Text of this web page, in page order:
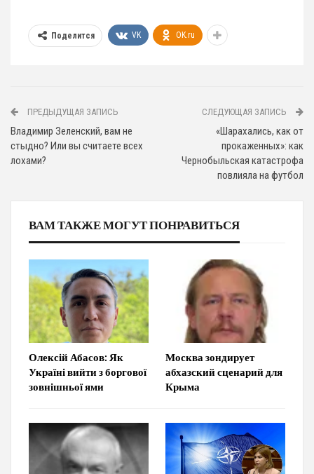
Поделится VK OK.ru
ПРЕДЫДУЩАЯ ЗАПИСЬ
Владимир Зеленский, вам не
стыдно? Или вы считаете всех
лохами?
СЛЕДУЮЩАЯ ЗАПИСЬ
«Шарахались, как от
прокаженных»: как
Чернобыльская катастрофа
повлияла на футбол
ВАМ ТАКЖЕ МОГУТ ПОНРАВИТЬСЯ
Олексій Абасов: Як
Україні вийти з боргової
зовнішньої ями
Москва зондирует
абхазский сценарий для
Крыма